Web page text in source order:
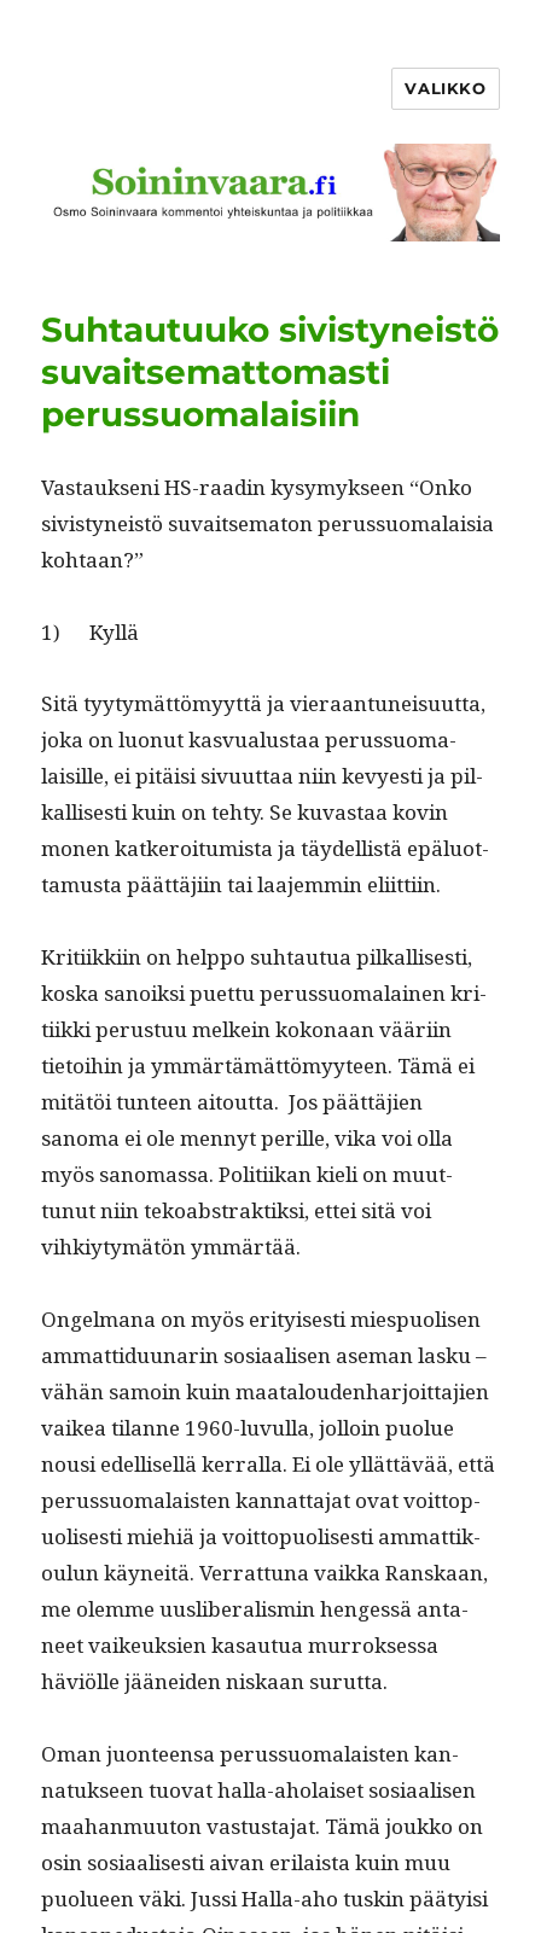
VALIKKO
Suhtautuuko sivistyneistö
suvaitsemattomasti
perussuomalaisiin
Vas­tauk­seni HS-raadin kysymyk­seen “Onko
sivistyneistö suvait­se­ma­ton perus­suo­ma­laisia
kohtaan?”
1) Kyl­lä
Sitä tyy­tymät­tömyyt­tä ja vier­aan­tuneisu­ut­ta,
joka on luonut kasvualus­taa perus­suo­ma­
laisille, ei pitäisi sivu­ut­taa niin kevyesti ja pil­
ka­llis­es­ti kuin on tehty. Se kuvas­taa kovin
mon­en katkeroi­tu­mista ja täy­del­listä epälu­ot­
ta­mus­ta päät­täji­in tai laa­jem­min eliittiin.
Kri­ti­ikki­in on help­po suh­tau­tua pil­ka­llis­es­ti,
kos­ka sanoik­si puet­tu perus­suo­ma­lainen kri­
ti­ik­ki perus­tuu melkein kokon­aan vääri­in
tietoi­hin ja ymmärtämät­tömyy­teen. Tämä ei
mitätöi tun­teen aitout­ta. Jos päät­täjien
sanoma ei ole men­nyt per­ille, vika voi olla
myös sanomas­sa. Poli­ti­ikan kieli on muut­
tunut niin tekoab­strak­tik­si, ettei sitä voi
vihkiy­tymätön ymmärtää.
Ongel­mana on myös eri­tyis­es­ti miespuolisen
ammat­tidu­u­nar­in sosi­aalisen ase­man lasku –
vähän samoin kuin maat­alouden­har­joit­ta­jien
vaikea tilanne 1960-luvul­la, jol­loin puolue
nousi edel­lisel­lä ker­ral­la. Ei ole yllät­tävää, että
perus­suo­ma­lais­ten kan­nat­ta­jat ovat voit­top­
uolis­es­ti miehiä ja voit­top­uolis­es­ti ammat­tik­
oulun käyneitä. Ver­rat­tuna vaik­ka Ran­skaan,
me olemme uus­lib­er­al­is­min hengessä anta­
neet vaikeuk­sien kasautua mur­rokses­sa
häviölle jäänei­den niskaan surutta.
Oman juon­teen­sa perus­suo­ma­lais­ten kan­
natuk­seen tuo­vat hal­la-aho­laiset sosi­aalisen
maa­han­muu­ton vas­tus­ta­jat. Tämä joukko on
osin sosi­aalis­es­ti aivan eri­laista kuin muu
puolueen väki. Jus­si Hal­la-aho tuskin pää­ty­isi